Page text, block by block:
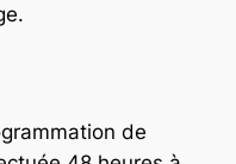
de